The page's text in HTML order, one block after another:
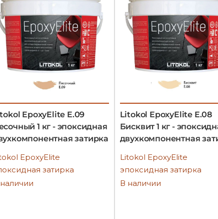
EpoxyElite E.09
1 кг - эпоксидная
затирка
EpoxyElite
затирка
Litokol EpoxyElite E.08
Бисквит 1 кг -
двухкомпонентная
Litokol EpoxyElite
эпоксидная затирка
В наличии